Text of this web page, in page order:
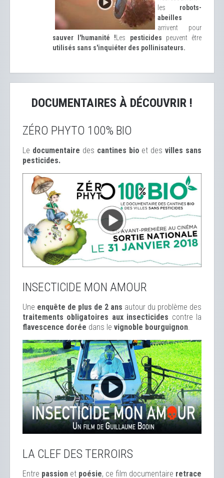
les robots-
abeilles
arrivent pour
sauver l'humanité ! Les pesticides peuvent être
utilisés sans s'inquiéter des pollinisateurs.
DOCUMENTAIRES À DÉCOUVRIR !
ZÉRO PHYTO 100% BIO
Le documentaire des cantines bio et desvilles sans
pesticides.
INSECTICIDE MON AMOUR
Une enquête de plus de 2 ans autour du problème des
traitements obligatoires aux insecticides contre la
flavescence dorée dans le vignoble bourguignon.
LA CLEF DES TERROIRS
Entre passion et poésie, ce film documentaire retrace